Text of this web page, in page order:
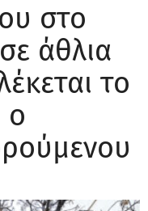
στο
άθλια
το
ο